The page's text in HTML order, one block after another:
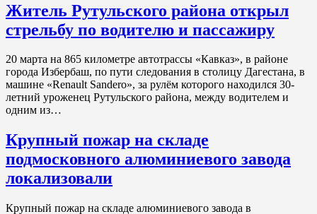
Житель Рутульского района открыл
стрельбу по водителю и пассажиру
20 марта на 865 километре автотрассы «Кавказ», в районе
города Избербаш, по пути следования в столицу Дагестана, в
машине «Renault Sandero», за рулём которого находился 30-
летний уроженец Рутульского района, между водителем и
одним из…
Крупный пожар на складе
подмосковного алюминиевого завода
локализовали
Крупный пожар на складе алюминиевого завода в